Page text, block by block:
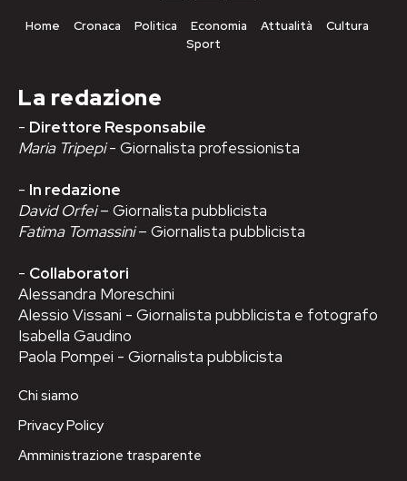
Home Cronaca Politica Economia Attualità
Cultura
Sport
La redazione
- Direttore Responsabile
Maria Tripepi- Giornalista professionista
- In redazione
David Orfei– Giornalista pubblicista
Fatima Tomassini– Giornalista pubblicista
- Collaboratori
Alessandra Moreschini
Alessio Vissani - Giornalista pubblicista e fotografo
Isabella Gaudino
Paola Pompei - Giornalista pubblicista
Chi siamo
Privacy Policy
Amministrazione trasparente